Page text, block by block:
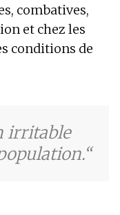
combatives,
et chez les
conditions de
irritable